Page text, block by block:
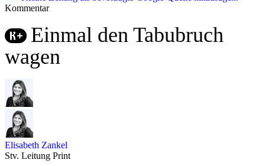
Kommentar
Einmal den Tabubruch
wagen
Elisabeth Zankel
Stv. Leitung Print